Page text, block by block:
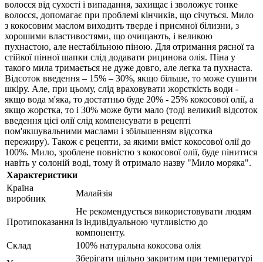
волосся від сухості і випадання, захищає і зволожує тонке
волосся, допомагає при проблемі кінчиків, що січуться. Мило
з кокосовим маслом виходить тверде і приємної білизни, з
хорошими властивостями, що очищають, і великою
пухнастою, але нестабільною піною. Для отримання рясної та
стійкої пінної шапки слід додавати рицинова олія. Піна у
такого мила тримається не дуже довго, але легка та пухнаста.
Відсоток введення – 15% – 30%, якщо більше, то може сушити
шкіру. Але, при цьому, слід враховувати жорсткість води -
якщо вода м'яка, то достатньо буде 20% - 25% кокосової олії, а
якщо жорстка, то і 30% може бути мало (тоді великий відсоток
введення цієї олії слід компенсувати в рецепті
пом'якшувальними маслами і збільшенням відсотка
пережиру). Також є рецепти, за якими вміст кокосової олії до
100%. Мило, зроблене повністю з кокосової олії, буде пінитися
навіть у солоній воді, тому й отримало назву "Мило моряка".
Характеристики
Країна
виробник
Малайзія
Протипоказання
Не рекомендується використовувати людям
із індивідуальною чутливістю до
компоненту.
Склад
100% натуральна кокосова олія
Зберігати щільно закритим при температурі